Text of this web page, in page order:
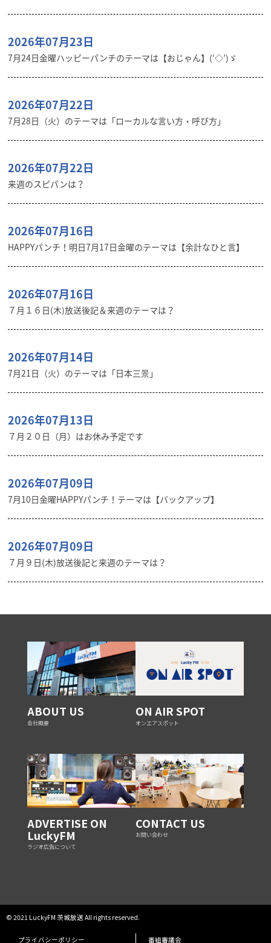
2026年07月23日
7月24日金曜ハッピーパンチのテーマは【おじゃん】(‘◇’)ゞ
2026年07月22日
7月28日（火）のテーマは「ローカルな言い方・呼び方」
2026年07月22日
来週のスピパンは？
2026年07月16日
HAPPYパンチ！明日7月17日金曜のテーマは【余計なひと言】
2026年07月16日
７月１６日(木)放送後記＆来週のテーマは？
2026年07月14日
7月21日（火）のテーマは「日本三景」
2026年07月13日
７月２０日（月）はお休み予定です
2026年07月09日
7月10日金曜HAPPYパンチ！テーマは【バックアップ】
2026年07月09日
７月９日(木)放送後記と来週のテーマは？
ABOUT US
会社概要
ON AIR SPOT
オンエアスポット
ADVERTISE ON
LuckyFM
ラジオ広告について
CONTACT US
お問い合わせ
© 2021 LuckyFM 茨城放送 All rights reserved.
プライバシーポリシー 番組審議会